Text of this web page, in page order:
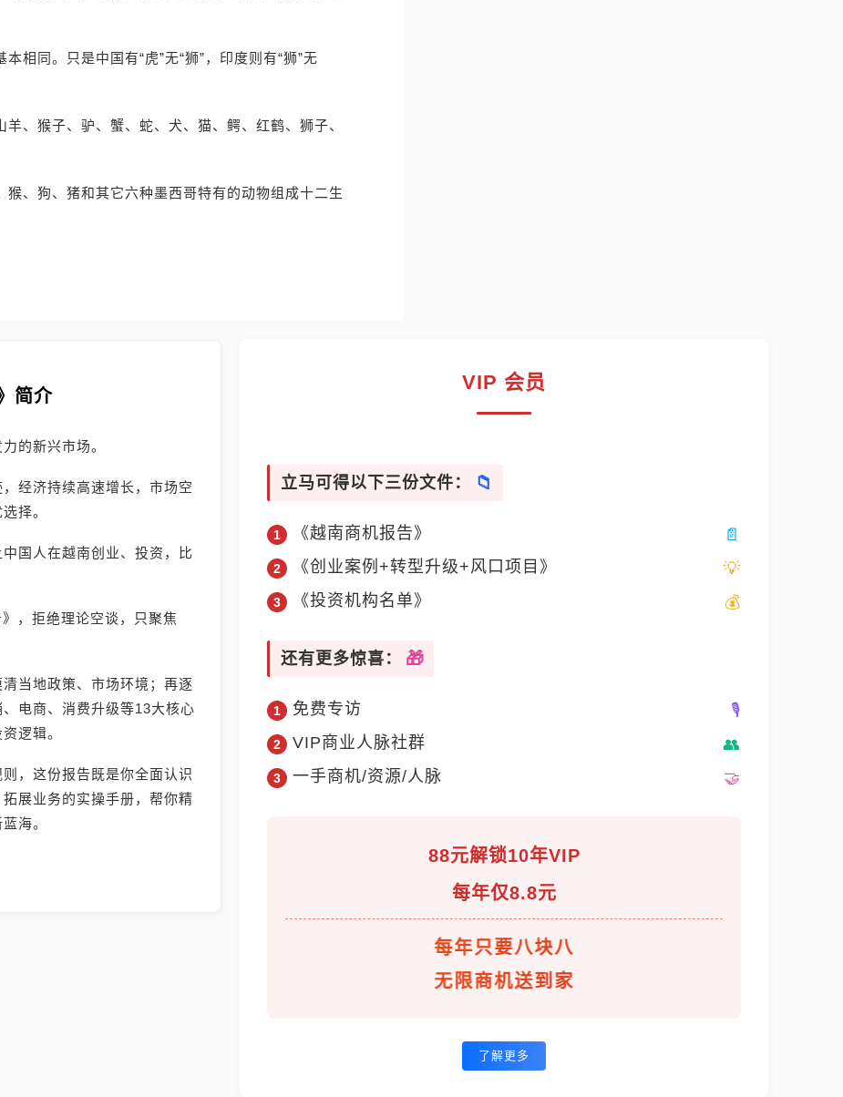
相同。只是中国有“虎”无“狮”，印度则有“狮”无
、猴子、驴、蟹、蛇、犬、猫、鳄、红鹤、狮子、
、狗、猪和其它六种墨西哥特有的动物组成十二生
简介
的新兴市场。
经济持续高速增长，市场空
择。
国人在越南创业、投资，比
，拒绝理论空谈，只聚焦
当地政策、市场环境；再逐
电商、消费升级等13大核心
逻辑。
，这份报告既是你全面认识
展业务的实操手册，帮你精
海。
VIP 会员
立马可得以下三份文件：
《越南商机报告》
《创业案例+转型升级+风口项目》
《投资机构名单》
还有更多惊喜：
免费专访
VIP商业人脉社群
一手商机/资源/人脉
88元解锁10年VIP
每年仅8.8元
每年只要八块八
无限商机送到家
了解更多